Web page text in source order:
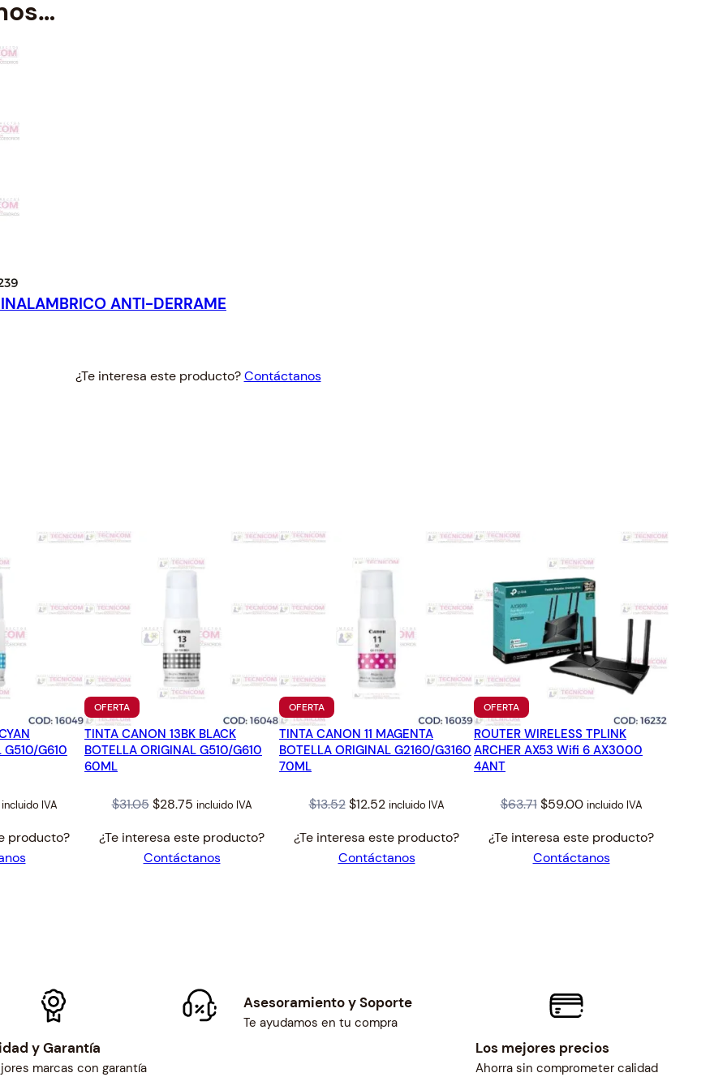
ANTI-DERRAME
¿Te interesa este producto?Contáctanos
G510/G610
incluido IVA
producto?
OFERTAPRODUCTO
EN
OFERTA
TINTA CANON 13BK BLACK
BOTELLA ORIGINAL G510/G610
60ML
$31.05 Original
was:
$31.05.
$28.75Current
is:
$28.75.
incluido IVA
¿Te interesa este producto?
Contáctanos
OFERTAPRODUCTO
EN
OFERTA
TINTA CANON 11 MAGENTA
BOTELLA ORIGINAL G2160/G3160
70ML
$13.52 Original
was:
$13.52.
$12.52Current
is:
$12.52.
incluido IVA
¿Te interesa este producto?
Contáctanos
OFERTAPRODUCTO
EN
OFERTA
ROUTER WIRELESS TPLINK
ARCHER AX53 Wifi 6 AX3000
4ANT
$63.71 Original
was:
$63.71.
$59.00Current
is:
$59.00.
incluido IVA
¿Te interesa este producto?
Contáctanos
y Garantía
marcas con garantía
Asesoramiento y Soporte
Te ayudamos en tu compra
Los mejores precios
Ahorra sin comprometer calidad